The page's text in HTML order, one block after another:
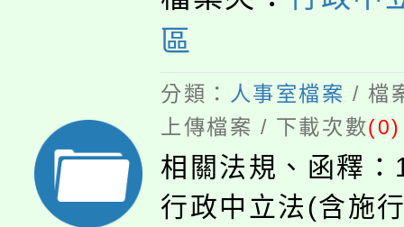
區
分類： 人事室檔案 / 檔
上傳檔案 / 下載次數(0)
相關法規、函釋
行政中立法(含施